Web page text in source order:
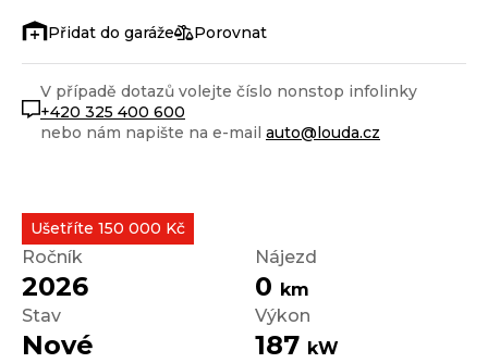
Ušetříte 150 000 Kč
Ročník
2026
Nájezd
0 km
Stav
Nové
Výkon
187 kW
Porovnat
V případě dotazů volejte číslo nonstop infolinky
+420 325 400 600
nebo nám napište na e-mail auto@louda.cz